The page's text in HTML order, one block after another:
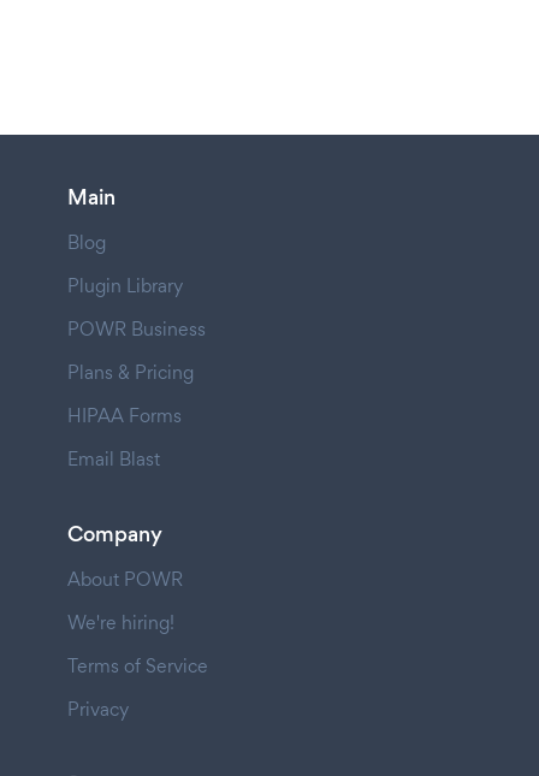
Main
Blog
Plugin Library
POWR Business
Plans & Pricing
HIPAA Forms
Email Blast
Company
About POWR
We're hiring!
Terms of Service
Privacy